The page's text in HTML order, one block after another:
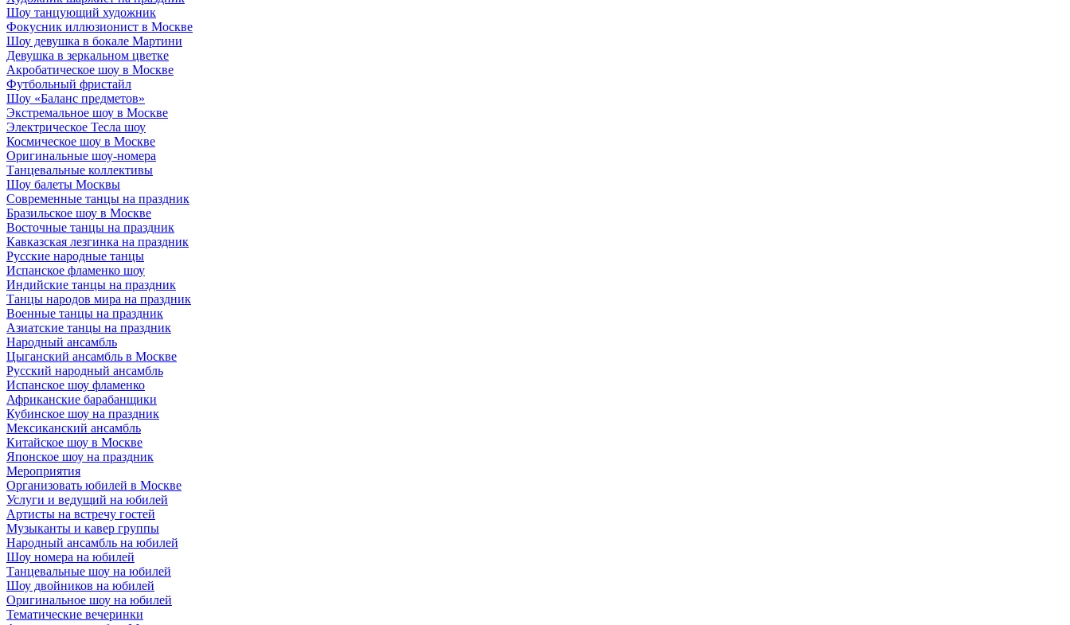
Шоу танцующий художник
Фокусник иллюзионист в Москве
Шоу девушка в бокале Мартини
Девушка в зеркальном цветке
Акробатическое шоу в Москве
Футбольный фристайл
Шоу «Баланс предметов»
Экстремальное шоу в Москве
Электрическое Тесла шоу
Космическое шоу в Москве
Оригинальные шоу-номера
Танцевальные коллективы
Шоу балеты Москвы
Современные танцы на праздник
Бразильское шоу в Москве
Восточные танцы на праздник
Кавказская лезгинка на праздник
Русские народные танцы
Испанское фламенко шоу
Индийские танцы на праздник
Танцы народов мира на праздник
Военные танцы на праздник
Азиатские танцы на праздник
Народный ансамбль
Цыганский ансамбль в Москве
Русский народный ансамбль
Испанское шоу фламенко
Африканские барабанщики
Кубинское шоу на праздник
Мексиканский ансамбль
Китайское шоу в Москве
Японское шоу на праздник
Мероприятия
Организовать юбилей в Москве
Услуги и ведущий на юбилей
Артисты на встречу гостей
Музыканты и кавер группы
Народный ансамбль на юбилей
Шоу номера на юбилей
Танцевальные шоу на юбилей
Шоу двойников на юбилей
Оригинальное шоу на юбилей
Тематические вечеринки